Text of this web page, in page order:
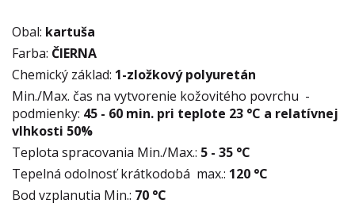
Obal: kartuša
Farba: ČIERNA
Chemický základ: 1-zložkový polyuretán
Min./Max. čas na vytvorenie kožovitého povrchu -
podmienky: 45 - 60 min. pri teplote 23 °C a relatívnej
vlhkosti 50%
Teplota spracovania Min./Max.: 5 - 35 °C
Tepelná odolnosť krátkodobá max.: 120 °C
Bod vzplanutia Min.: 70 °C